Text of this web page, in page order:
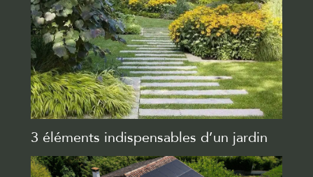
3 éléments indispensables d’un jardin